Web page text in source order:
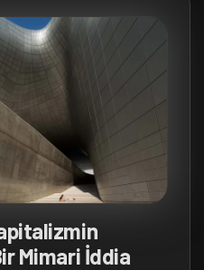
Mimari İddia